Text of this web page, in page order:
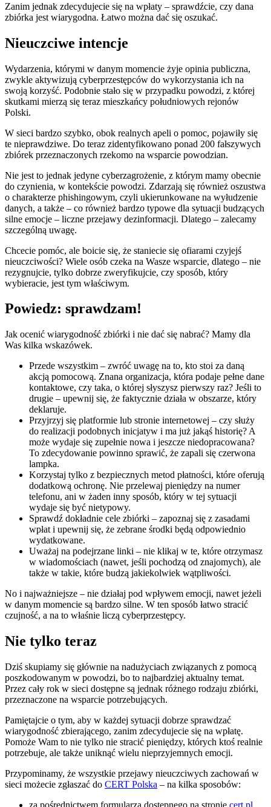
Zanim jednak zdecydujecie się na wpłaty – sprawdźcie, czy dana
zbiórka jest wiarygodna. Łatwo można dać się oszukać.
Nieuczciwe intencje
Wydarzenia, którymi w danym momencie żyje opinia publiczna,
zwykle aktywizują cyberprzestępców do wykorzystania ich na
swoją korzyść. Podobnie stało się w przypadku powodzi, z której
skutkami mierzą się teraz mieszkańcy południowych rejonów
Polski.
W sieci bardzo szybko, obok realnych apeli o pomoc, pojawiły się
te nieprawdziwe. Do teraz zidentyfikowano ponad 200 fałszywych
zbiórek przeznaczonych rzekomo na wsparcie powodzian.
Nie jest to jednak jedyne cyberzagrożenie, z którym mamy obecnie
do czynienia, w kontekście powodzi. Zdarzają się również oszustwa
o charakterze phishingowym, czyli ukierunkowane na wyłudzenie
danych, a także – co również bardzo typowe dla sytuacji budzących
silne emocje – liczne przejawy dezinformacji. Dlatego – zalecamy
szczególną uwagę.
Chcecie pomóc, ale boicie się, że staniecie się ofiarami czyjejś
nieuczciwości? Wiele osób czeka na Wasze wsparcie, dlatego – nie
rezygnujcie, tylko dobrze zweryfikujcie, czy sposób, który
wybieracie, jest tym właściwym.
Powiedz: sprawdzam!
Jak ocenić wiarygodność zbiórki i nie dać się nabrać? Mamy dla
Was kilka wskazówek.
Przede wszystkim – zwróć uwagę na to, kto stoi za daną
akcją pomocową. Znana organizacja, która podaje pełne dane
kontaktowe, czy taka, o której słyszysz pierwszy raz? Jeśli to
drugie – upewnij się, że faktycznie działa w obszarze, który
deklaruje.
Przyjrzyj się platformie lub stronie internetowej – czy służy
do realizacji podobnych inicjatyw i ma już jakąś historię? A
może wydaje się zupełnie nowa i jeszcze niedopracowana?
To zdecydowanie powinno sprawić, że zapali się czerwona
lampka.
Korzystaj tylko z bezpiecznych metod płatności, które oferują
dodatkową ochronę. Nie przelewaj pieniędzy na numer
telefonu, ani w żaden inny sposób, który w tej sytuacji
wydaje się być nietypowy.
Sprawdź dokładnie cele zbiórki – zapoznaj się z zasadami
wpłat i upewnij się, że zebrane środki będą odpowiednio
wydatkowane.
Uważaj na podejrzane linki – nie klikaj w te, które otrzymasz
w wiadomościach (nawet, jeśli pochodzą od znajomych), ale
także w takie, które budzą jakiekolwiek wątpliwości.
No i najważniejsze – nie działaj pod wpływem emocji, nawet jeżeli
w danym momencie są bardzo silne. W ten sposób łatwo stracić
czujność, a na to właśnie liczą cyberprzestępcy.
Nie tylko teraz
Dziś skupiamy się głównie na nadużyciach związanych z pomocą
poszkodowanym w powodzi, bo to najbardziej aktualny temat.
Przez cały rok w sieci dostępne są jednak różnego rodzaju zbiórki,
przeznaczone na wsparcie potrzebujących.
Pamiętajcie o tym, aby w każdej sytuacji dobrze sprawdzać
wiarygodność zbierającego, zanim zdecydujecie się na wpłatę.
Pomoże Wam to nie tylko nie stracić pieniędzy, których ktoś realnie
potrzebuje, ale także uniknąć wielu nieprzyjemnych emocji.
Przypominamy, że wszystkie przejawy nieuczciwych zachowań w
sieci możecie zgłaszać do CERT Polska – na kilka sposobów: